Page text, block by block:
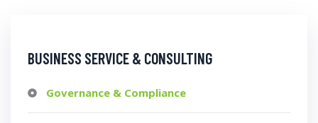
BUSINESS SERVICE & CONSULTING
Governance & Compliance